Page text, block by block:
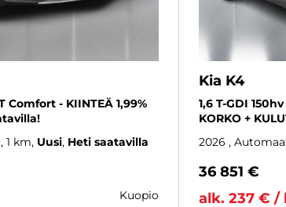
Comfort - KIINTEÄ 1,99%
1 km Uusi Heti saatavilla
kuopio
Kia K4
1,6 T-GDI
KORKO +
2026 ,
36 851 €
alk. 237 € /